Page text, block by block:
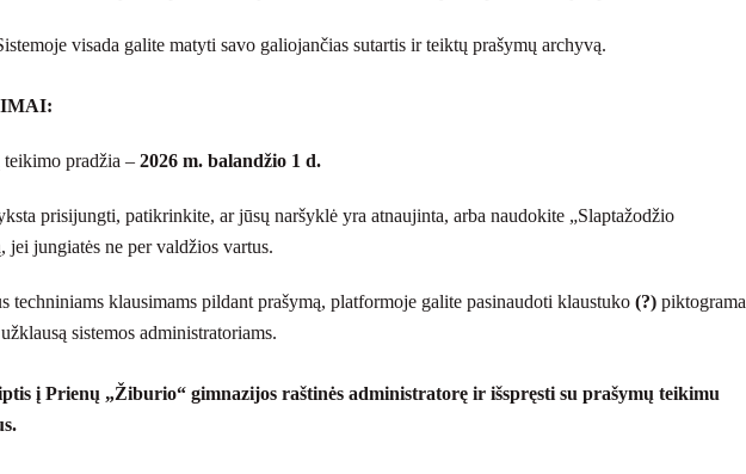
visada galite matyti savo galiojančias sutartis ir teiktų prašymų archyvą.
teikimo pradžia ­– 2026 m. balandžio 1 d.
prisijungti, patikrinkite, ar jūsų naršyklė yra atnaujinta, arba naudokite „Slaptažodžio
jungiatės ne per valdžios vartus.
techniniams klausimams pildant prašymą, platformoje galite pasinaudoti klaustuko (?) piktograma
sistemos administratoriams.
į Prienų „Žiburio“ gimnazijos raštinės administratorę ir išspręsti su prašymų teikimu